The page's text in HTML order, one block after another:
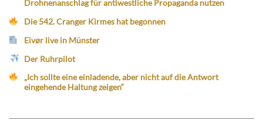
Drohnenanschlag für antiwestliche Propaganda nutzen
Die 542. Cranger Kirmes hat begonnen
Eivør live in Münster
Der Ruhrpilot
„Ich sollte eine einladende, aber nicht auf die Antwort
eingehende Haltung zeigen“